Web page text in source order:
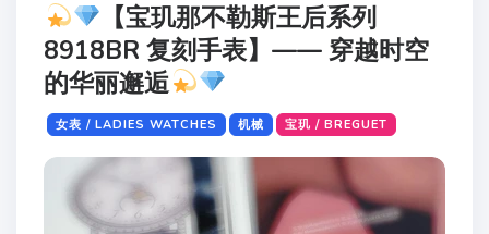
【宝玑那不勒斯王后系列
8918BR 复刻手表】—— 穿越时空
的华丽邂逅
女表 / LADIES WATCHES 机械 宝玑 / BREGUET